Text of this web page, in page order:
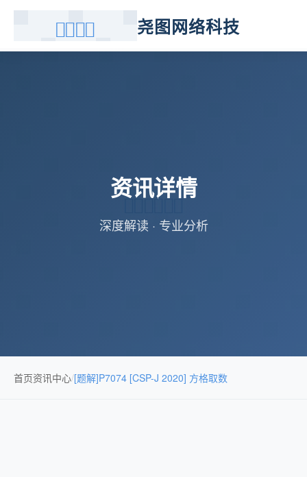
尧图网络科技
资讯详情
深度解读 · 专业分析
首页资讯中心/[题解]P7074 [CSP-J 2020] 方格取数